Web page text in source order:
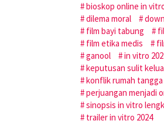
bioskop online in
dilema moral
film bayi tabung
film etika medis
ganool
in vitro
keputusan sulit
konflik rumah tangga
perjuangan menjadi
sinopsis in vitro
trailer in vitro 2024